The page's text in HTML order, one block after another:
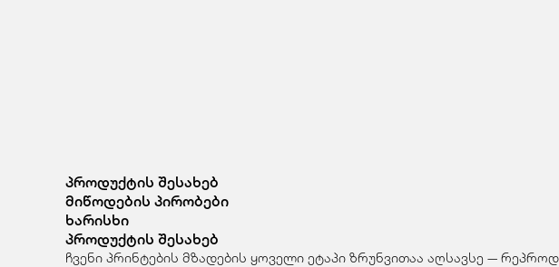
პროდუქტის შესახებ
მიწოდების პირობები
ხარისხი
პროდუქტის შესახებ
ჩვენი პრინტების მზადების ყოველი ეტაპი ზრუნვითაა აღსავსე —